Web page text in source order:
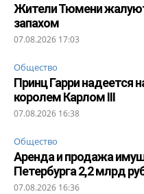
Жители Тюмени
запахом
07.08.2026 17:03
Общество
Принц Гарри надеется
королем Карлом III
07.08.2026 16:38
Общество
Аренда и продажа
Петербурга 2,2 млрд
07.08.2026 16:36